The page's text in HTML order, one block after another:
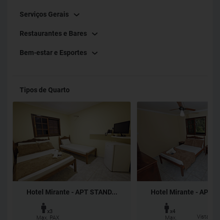
Serviços Gerais
Restaurantes e Bares
Bem-estar e Esportes
Tipos de Quarto
Hotel Mirante - APT STAND...
x3
Max. PAX
Hotel Mirante - APT
x4
Max.
Vista